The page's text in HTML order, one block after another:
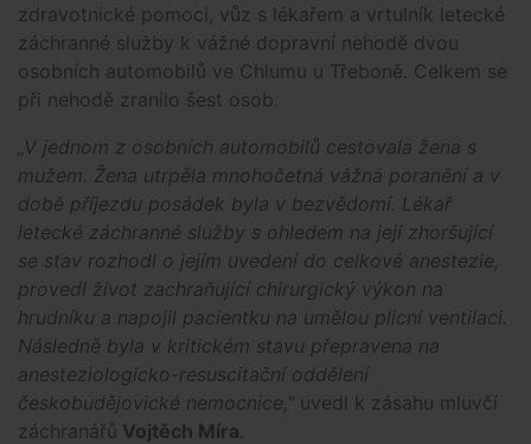
zdravotnické pomoci, vůz s lékařem a vrtulník letecké
záchranné služby k vážné dopravní nehodě dvou
osobních automobilů ve Chlumu u Třeboně. Celkem se
při nehodě zranilo šest osob.
„V jednom z osobních automobilů cestovala žena s
mužem. Žena utrpěla mnohočetná vážná poranění a v
době příjezdu posádek byla v bezvědomí. Lékař
letecké záchranné služby s ohledem na její zhoršující
se stav rozhodl o jejím uvedení do celkové anestezie,
provedl život zachraňující chirurgický výkon na
hrudníku a napojil pacientku na umělou plicní ventilaci.
Následně byla v kritickém stavu přepravena na
anesteziologicko-resuscitační oddělení
českobudějovické nemocnice," uvedl k zásahu mluvčí
záchranářů Vojtěch Míra.